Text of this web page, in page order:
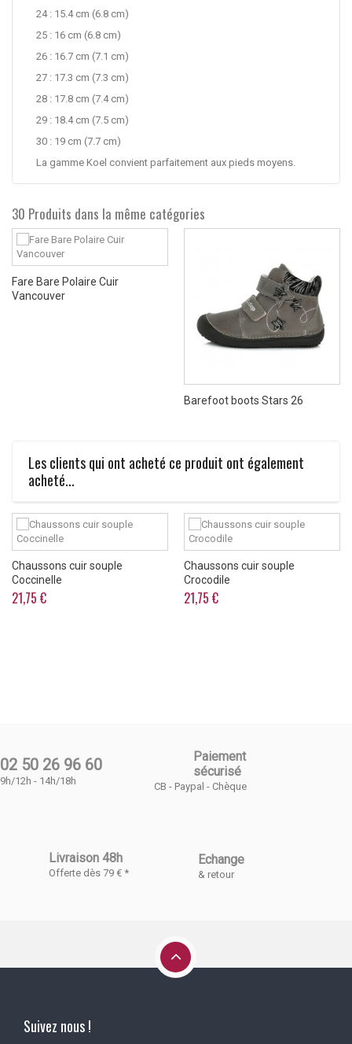
24 : 15.4 cm (6.8 cm)
25 : 16 cm (6.8 cm)
26 : 16.7 cm (7.1 cm)
27 : 17.3 cm (7.3 cm)
28 : 17.8 cm (7.4 cm)
29 : 18.4 cm (7.5 cm)
30 : 19 cm (7.7 cm)
La gamme Koel convient parfaitement aux pieds moyens.
30 Produits dans la même catégories
Fare Bare Polaire Cuir
Vancouver
Barefoot boots Stars 26
Les clients qui ont acheté ce produit ont également
acheté...
Chaussons cuir souple
Coccinelle
21,75 €
Chaussons cuir souple
Crocodile
21,75 €
02 50 26 96 60
9h/12h - 14h/18h
Paiement
sécurisé
CB - Paypal - Chèque
Livraison 48h
Offerte dès 79 € *
Echange
& retour
Suivez nous !